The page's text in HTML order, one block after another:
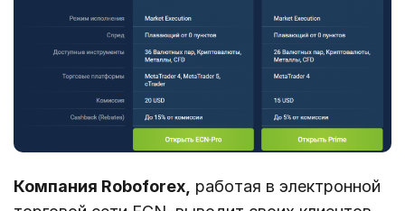
Компания Roboforex, работая в электронной